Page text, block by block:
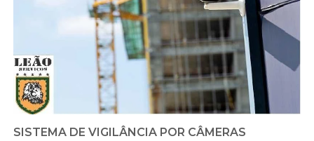
SISTEMA DE VIGILÂNCIA POR CÂMERAS